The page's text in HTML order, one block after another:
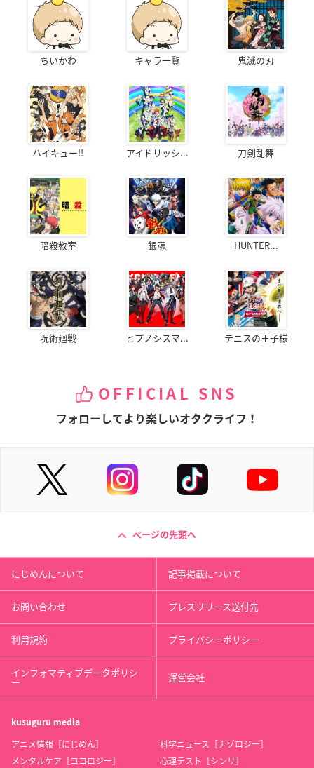
ちいかわ キャラ一覧 鬼滅の刃
ハイキュー!! アイドリッシ... 刀剣乱舞
暗殺教室 銀魂 HUNTER...
呪術廻戦 ヒプノシスマ... テニスの王子様
OFFICIAL SNS
フォローしてより楽しいオタクライフ！
ページの先頭へ
にじめんについて 記事掲載について
お問い合わせ プレスリリース送付先
利用規約 プライバシーポリシー
インフォマティブデータポリシ
ー 運営会社
kusuguru media
アニメ情報［にじめん］
科学ニュース［ナゾロジー］
メンタルケア［ココロジー］
心理テスト［シンリ］